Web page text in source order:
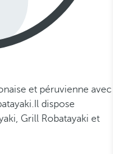
et péruvienne avec
dispose
Grill Robatayaki et